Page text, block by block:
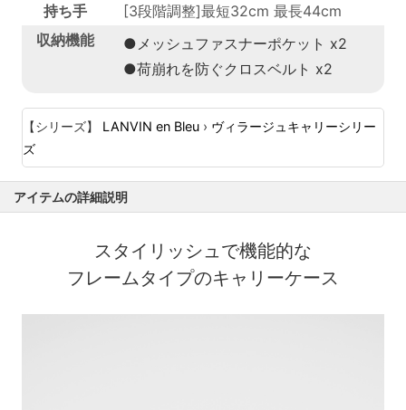
持ち手
[3段階調整]最短32cm 最長44cm
収納機能
●メッシュファスナーポケット x2
●荷崩れを防ぐクロスベルト x2
【シリーズ】 LANVIN en Bleu › ヴィラージュキャリーシリー
ズ
アイテムの詳細説明
スタイリッシュで機能的な
フレームタイプのキャリーケース